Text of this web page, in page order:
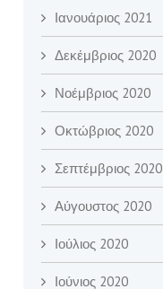
Ιανουάριος 2021
Δεκέμβριος 2020
Νοέμβριος 2020
Οκτώβριος 2020
Σεπτέμβριος 2020
Αύγουστος 2020
Ιούλιος 2020
Ιούνιος 2020